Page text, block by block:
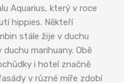
Aquarius, který v roce
hippies. Někteří
stále žije v duchu
marihuany. Obě
i hotel značně
v různé míře zdobí